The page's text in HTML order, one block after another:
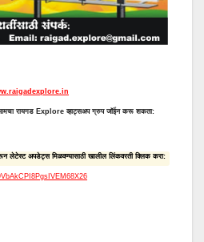
रायगड Explore व्हाट्सअप ग्रुप जॉईन करू शकता:
अपडेट्स मिळवण्यासाठी खालील लिंकवरती क्लिक करा: